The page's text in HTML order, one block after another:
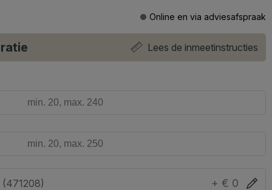
Online en via adviesafspraak
Lees de inmeetinstructies
(471208) + € 0